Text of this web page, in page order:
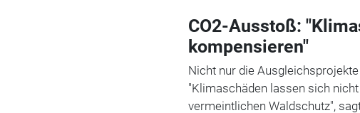
CO2-Ausstoß:
kompensieren"
Nicht nur die
"Klimaschäden lassen sich
vermeintlichen Waldschutz",